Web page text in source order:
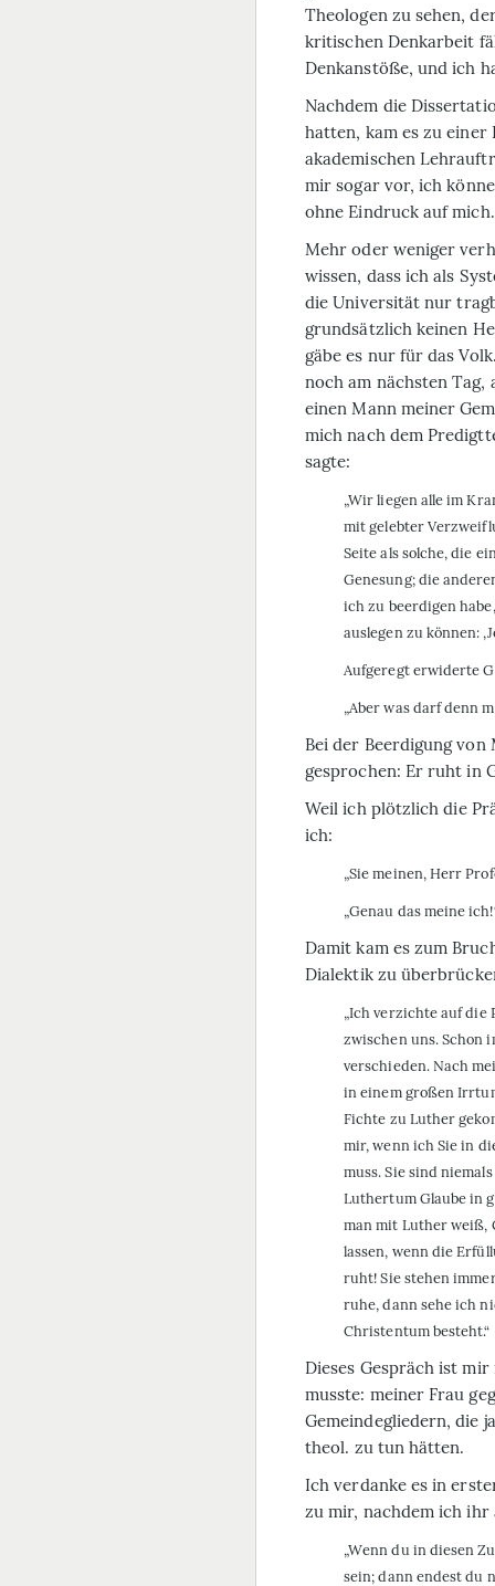
Theologen zu sehen,
kritischen Denkarbeit
Denkanstöße, und ich
Nachdem die
hatten, kam es zu
akademischen
mir sogar vor, ich
ohne Eindruck auf
Mehr oder weniger
wissen, dass ich als
die Universität nur
grundsätzlich keinen
gäbe es nur für das
noch am nächsten Tag,
einen Mann meiner
mich nach dem
sagte:
„Wir liegen alle im
mit gelebter
Seite als solche, die
Genesung; die
ich zu beerdigen
auslegen zu können:
Aufgeregt erwiderte
„Aber was darf denn
Bei der Beerdigung
gesprochen: Er ruht in
Weil ich plötzlich die
ich:
„Sie meinen, Herr
„Genau das meine
Damit kam es zum
Dialektik zu
„Ich verzichte auf die
zwischen uns. Schon
verschieden. Nach
in einem großen
Fichte zu Luther
mir, wenn ich Sie in
muss. Sie sind
Luthertum Glaube in
man mit Luther weiß,
lassen, wenn die
ruht! Sie stehen
ruhe, dann sehe ich
Chris­tentum besteht.“
Dieses Gespräch ist
musste: meiner Frau
Gemeindegliedern, die
theol. zu tun hätten.
Ich verdanke es in
zu mir, nachdem ich
„Wenn du in diesen
sein; dann endest du